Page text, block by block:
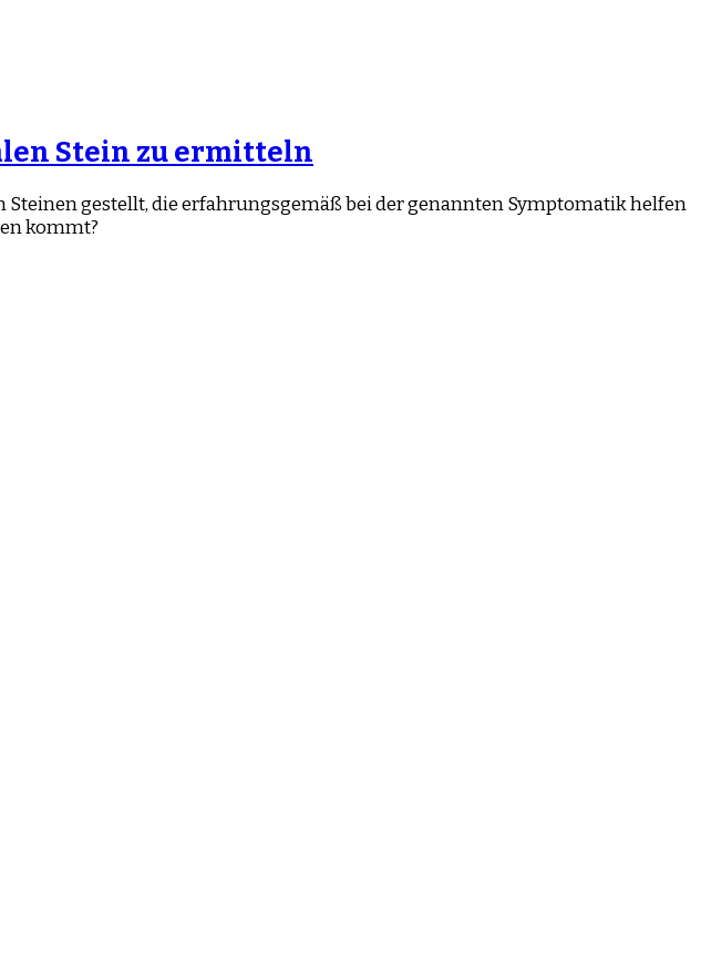
Stein zu ermitteln
gestellt, die erfahrungsgemäß bei der genannten Symptomatik helfen
kommt?